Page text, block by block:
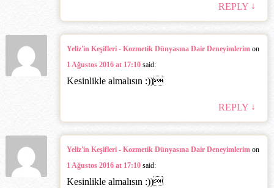
REPLY ↓
Yeliz'in Keşifleri - Kozmetik Dünyasına Dair Deneyimlerim on
1 Ağustos 2016 at 17:10 said:
Kesinlikle almalısın :))‎
REPLY ↓
Yeliz'in Keşifleri - Kozmetik Dünyasına Dair Deneyimlerim on
1 Ağustos 2016 at 17:10 said:
Kesinlikle almalısın :))‎